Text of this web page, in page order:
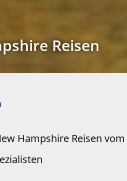
Reisen
Hampshire Reisen vom